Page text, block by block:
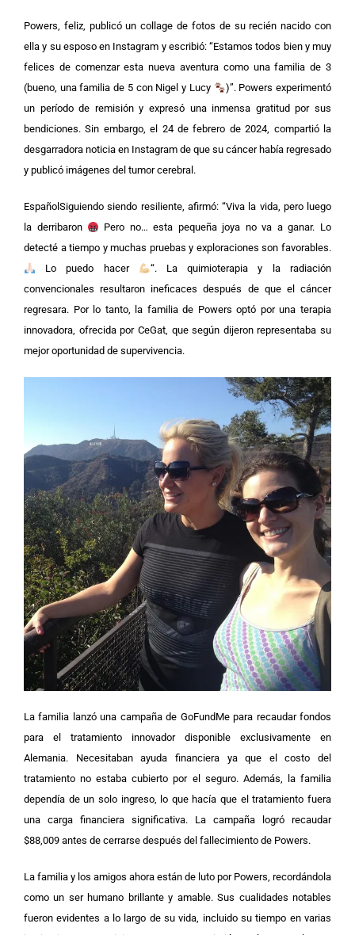
Powers, feliz, publicó un collage de fotos de su recién nacido con
ella y su esposo en Instagram y escribió: “Estamos todos bien y muy
felices de comenzar esta nueva aventura como una familia de 3
(bueno, una familia de 5 con Nigel y Lucy
)”. Powers experimentó
un período de remisión y expresó una inmensa gratitud por sus
bendiciones. Sin embargo, el 24 de febrero de 2024, compartió la
desgarradora noticia en Instagram de que su cáncer había regresado
y publicó imágenes del tumor cerebral.
EspañolSiguiendo siendo resiliente, afirmó: “Viva la vida, pero luego
la derribaron
Pero no… esta pequeña joya no va a ganar. Lo
detecté a tiempo y muchas pruebas y exploraciones son favorables.
Lo puedo hacer
“. La quimioterapia y la radiación
convencionales resultaron ineficaces después de que el cáncer
regresara. Por lo tanto, la familia de Powers optó por una terapia
innovadora, ofrecida por CeGat, que según dijeron representaba su
mejor oportunidad de supervivencia.
La familia lanzó una campaña de GoFundMe para recaudar fondos
para el tratamiento innovador disponible exclusivamente en
Alemania. Necesitaban ayuda financiera ya que el costo del
tratamiento no estaba cubierto por el seguro. Además, la familia
dependía de un solo ingreso, lo que hacía que el tratamiento fuera
una carga financiera significativa. La campaña logró recaudar
$88,009 antes de cerrarse después del fallecimiento de Powers.
La familia y los amigos ahora están de luto por Powers, recordándola
como un ser humano brillante y amable. Sus cualidades notables
fueron evidentes a lo largo de su vida, incluido su tiempo en varias